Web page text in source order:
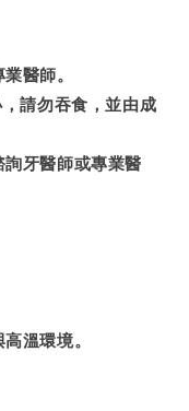
醫師。
請勿吞食，並由成
牙醫師或專業醫
溫環境。